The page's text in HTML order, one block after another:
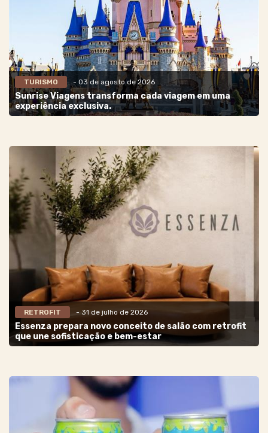
TURISMO - 03 de agosto de 2026
Sunrise Viagens transforma cada viagem em uma
experiência exclusiva.
RETROFIT - 31 de julho de 2026
Essenza prepara novo conceito de salão com retrofit
que une sofisticação e bem-estar